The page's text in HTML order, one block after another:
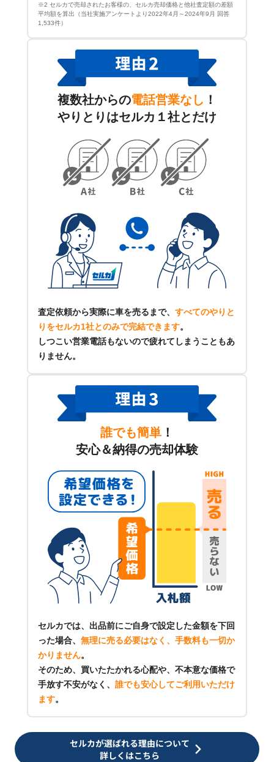
※2 セルカで売却されたお客様の、セルカ売却価格と他社査定額の差額
平均額を算出（当社実施アンケートより2022年4月～2024年9月 回答
1,533件）
複数社からの電話営業なし ！
やりとりはセルカ１社とだけ
査定依頼から実際に車を売るまで、 すべてのやりと
りをセルカ1社とのみで完結できます。
しつこい営業電話もないので疲れてしまうこともあ
りません。
誰でも簡単 ！
安心＆納得の売却体験
セルカでは、出品前にご自身で設定した金額を下回
った場合、 無理に売る必要はなく、手数料も一切か
かりません。
そのため、買いたたかれる心配や、不本意な価格で
手放す不安がなく、 誰でも安心してご利用いただけ
ます。
セルカが選ばれる理由について
詳しくはこちら